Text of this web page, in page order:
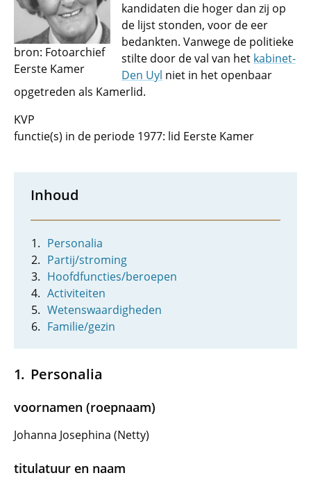
bron: Fotoarchief
Eerste Kamer
kandidaten die hoger dan zij op
de lijst stonden, voor de eer
bedankten. Vanwege de politieke
stilte door de val van het kabinet-
Den Uyl niet in het openbaar
opgetreden als Kamerlid.
KVP
functie(s) in de periode 1977: lid Eerste Kamer
Inhoud
Personalia
Partij/stroming
Hoofdfuncties/beroepen
Activiteiten
Wetenswaardigheden
Familie/gezin
Personalia
voornamen (roepnaam)
Johanna Josephina (Netty)
titulatuur en naam